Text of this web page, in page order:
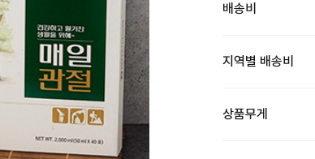
배송비
지역별 배송비
상품무게